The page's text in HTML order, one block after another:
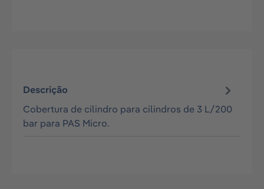
Descrição
Cobertura de cilindro para cilindros de 3 L/200
bar para PAS Micro.